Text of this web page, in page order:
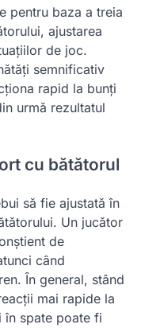
pentru baza a treia
ajustarea
de joc.
semnificativ
rapid la bunți
urmă rezultatul
cu bătătorul
să fie ajustată în
Un jucător
de
când
În general, stând
mai rapide la
în spate poate fi